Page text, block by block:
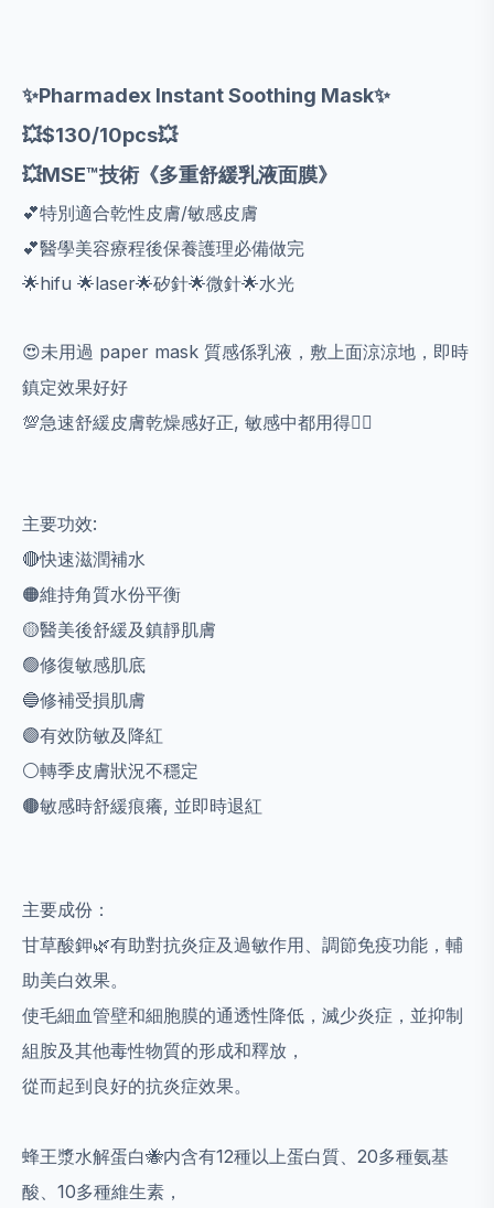
✨Pharmadex Instant Soothing Mask✨
💥$130/10pcs💥
💥MSE™️技術《多重舒緩乳液面膜》
💕特別適合乾性皮膚/敏感皮膚
💕醫學美容療程後保養護理必備做完
🌟hifu 🌟laser🌟矽針🌟微針🌟水光
😍未用過 paper mask 質感係乳液，敷上面涼涼地，即時
鎮定效果好好
💯急速舒緩皮膚乾燥感好正, 敏感中都用得👍🏻
主要功效:
🔴快速滋潤補水
🟠維持角質水份平衡
🟡醫美後舒緩及鎮靜肌膚
🟢修復敏感肌底
🔵修補受損肌膚
🟣有效防敏及降紅
⚪️轉季皮膚狀況不穩定
🟤敏感時舒緩痕癢, 並即時退紅
主要成份：
甘草酸鉀🌿有助對抗炎症及過敏作用、調節免疫功能，輔
助美白效果。
使毛細血管壁和細胞膜的通透性降低，滅少炎症，並抑制
組胺及其他毒性物質的形成和釋放，
從而起到良好的抗炎症效果。
蜂王漿水解蛋白🐝内含有12種以上蛋白質、20多種氨基
酸、10多種維生素，